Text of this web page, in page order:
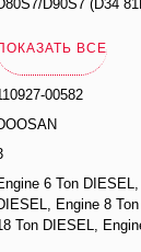
D90S7 (D34
DV180S7 ,
TIER4, D100S7/
D160S7
ВСЕ
00582
6 Ton
Engine 8
Ton DIESEL,